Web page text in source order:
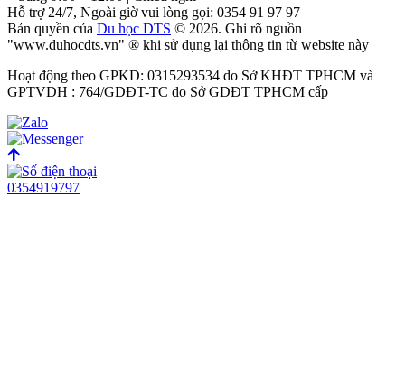
Hỗ trợ 24/7, Ngoài giờ vui lòng gọi: 0354 91 97 97
Bản quyền của Du học DTS © 2026. Ghi rõ nguồn
"www.duhocdts.vn" ® khi sử dụng lại thông tin từ website này
Hoạt động theo GPKD: 0315293534 do Sở KHĐT TPHCM và
GPTVDH : 764/GDĐT-TC do Sở GDĐT TPHCM cấp
0354919797